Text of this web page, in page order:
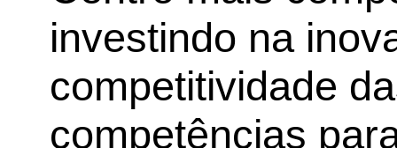
investindo na
competitividade
competências